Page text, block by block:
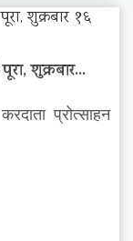
शुक्रबार...
प्रोत्साहन